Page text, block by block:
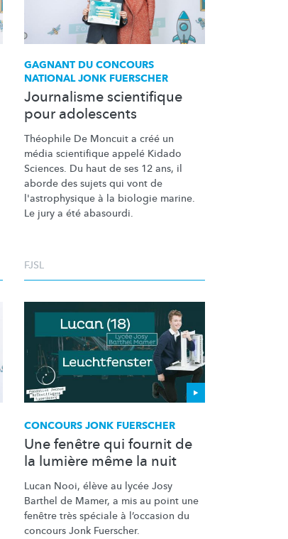
GAGNANT DU CONCOURS
NATIONAL JONK FUERSCHER
Journalisme scientifique
pour adolescents
Théophile De Moncuit a créé un
média scientifique appelé Kidado
Sciences. Du haut de ses 12 ans, il
aborde des sujets qui vont de
l'astrophysique à la biologie marine.
Le jury a été abasourdi.
FJSL
CONCOURS JONK FUERSCHER
Une fenêtre qui fournit de
la lumière même la nuit
Lucan Nooi, élève au lycée Josy
Barthel de Mamer, a mis au point une
fenêtre très spéciale à l’occasion du
concours Jonk Fuerscher.